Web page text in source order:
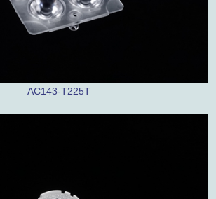
AC143-T225T